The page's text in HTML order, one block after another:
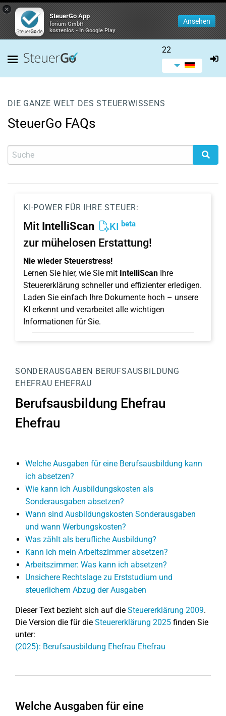
×
SteuerGo App
forium GmbH
kostenlos - In Google Play
Ansehen
22
DIE GANZE WELT DES STEUERWISSENS
SteuerGo FAQs
KI-POWER FÜR IHRE STEUER:
Mit IntelliScan KI beta
zur mühelosen Erstattung!
Nie wieder Steuerstress!
Lernen Sie hier, wie Sie mit IntelliScan Ihre
Steuererklärung schneller und effizienter erledigen.
Laden Sie einfach Ihre Dokumente hoch – unsere
KI erkennt und verarbeitet alle wichtigen
Informationen für Sie.
SONDERAUSGABEN BERUFSAUSBILDUNG
EHEFRAU EHEFRAU
Berufsausbildung Ehefrau
Ehefrau
Welche Ausgaben für eine Berufsausbildung kann
ich absetzen?
Wie kann ich Ausbildungskosten als
Sonderausgaben absetzen?
Wann sind Ausbildungskosten Sonderausgaben
und wann Werbungskosten?
Was zählt als berufliche Ausbildung?
Kann ich mein Arbeitszimmer absetzen?
Arbeitszimmer: Was kann ich absetzen?
Unsichere Rechtslage zu Erststudium und
steuerlichem Abzug der Ausgaben
Dieser Text bezieht sich auf die Steuererklärung 2009.
Die Version die für die Steuererklärung 2025 finden Sie
unter:
(2025): Berufsausbildung Ehefrau Ehefrau
Welche Ausgaben für eine